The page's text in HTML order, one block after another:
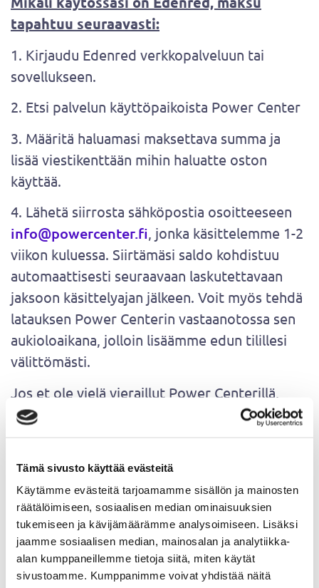
Tämä sivusto käyttää evästeitä
Käytämme evästeitä tarjoamamme sisällön ja mainosten
räätälöimiseen, sosiaalisen median ominaisuuksien
tukemiseen ja kävijämäärämme analysoimiseen. Lisäksi
jaamme sosiaalisen median, mainosalan ja analytiikka-
alan kumppaneillemme tietoja siitä, miten käytät
sivustoamme. Kumppanimme voivat yhdistää näitä
tapahtuu seuraavasti:
1. Kirjaudu Edenred verkkopalveluun tai
sovellukseen.
2. Etsi palvelun käyttöpaikoista Power Center
3. Määritä haluamasi maksettava summa ja
lisää viestikenttään mihin haluatte oston
käyttää.
4. Lähetä siirrosta sähköpostia osoitteeseen
info@powercenter.fi, jonka käsittelemme 1-2
viikon kuluessa. Siirtämäsi saldo kohdistuu
automaattisesti seuraavaan laskutettavaan
jaksoon käsittelyajan jälkeen. Voit myös tehdä
latauksen Power Centerin vastaanotossa sen
aukioloaikana, jolloin lisäämme edun tilillesi
välittömästi.
Jos et ole vielä vieraillut Power Centerillä,
muistathan rekisteröityä!
sähköpostiosoitettani, miten
laskutus toimii jatkossa?
Jos et ole antanut Power Centerille
sähköpostiosoitettasi, ja sinulla on
laskutussopimus, tulee laskun lähetystavaksi
automaattisesti paperilasku. Uusille